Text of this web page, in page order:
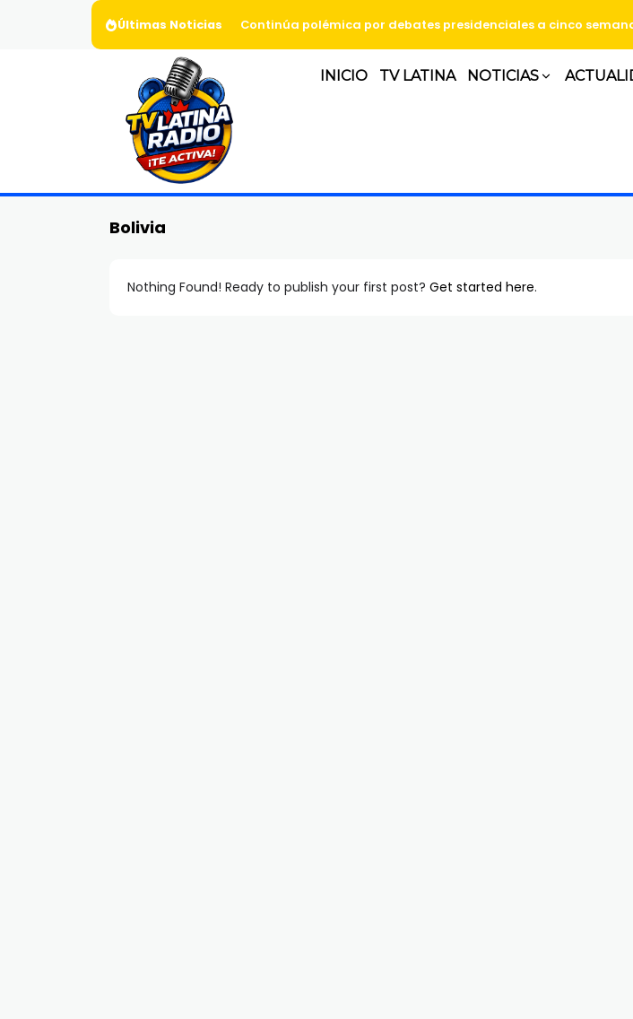
Últimas Noticias Continúa polémica por debates presidenciales a cinco
INICIO TV LATINA NOTICIAS
Bolivia
Nothing Found! Ready to publish your first post? Get started here.